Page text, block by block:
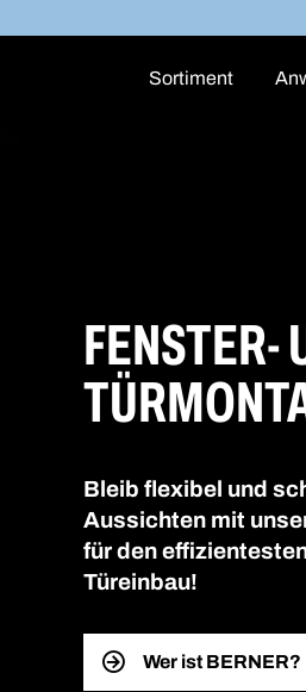
Sortiment
FENSTER-
Bleib flexibel und
Aussichten mit
für den
Türeinbau!
Wer ist BERNER?